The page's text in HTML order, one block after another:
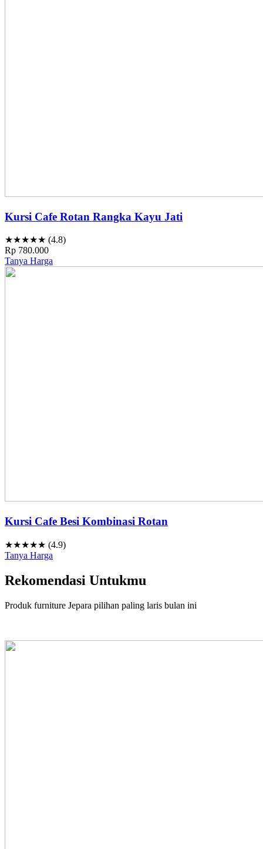
Kursi Cafe Rotan Rangka Kayu Jati
★★★★★ (4.8)
Rp 780.000
Tanya Harga
Kursi Cafe Besi Kombinasi Rotan
★★★★★ (4.9)
Tanya Harga
Rekomendasi Untukmu
Produk furniture Jepara pilihan paling laris bulan ini